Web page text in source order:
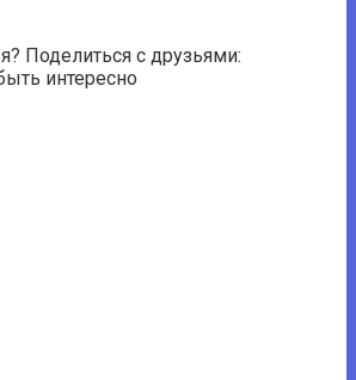
Поделиться с друзьями:
интересно